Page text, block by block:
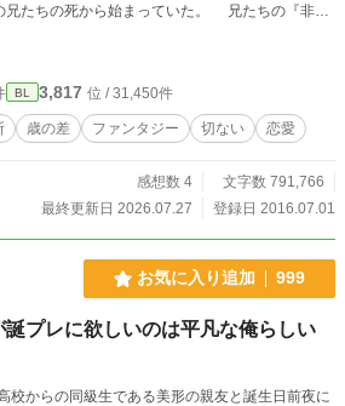
兄たちの死から始まっていた。 兄たちの『非業
戦争と共に終結をした。 けれど、ジャロリーノ
終わらなかった。 毎夜、おぞましい夢を見て、
欲望を抱き、そんな自分を嫌悪して生きていた。
ノは、兄たちの死の場にいた。 その時の記憶
だ。
とも揶揄した。 そんなジャロリーノを取り巻く
てはならない愛。 氷のような現実のその下で、
幾つもの恋が絡み合い、苛み、氷解を待つ。 季
BL 3,817 位 / 31,450件
歳の差 ファンタジー 切ない 恋愛
感想数 4
文字数 791,766
最終更新日 2026.07.27
登録日 2016.07.01
お気に入り追加 999
誕プレに欲しいのは平凡な俺らしい
校からの同級生である美形の親友と誕生日前夜に